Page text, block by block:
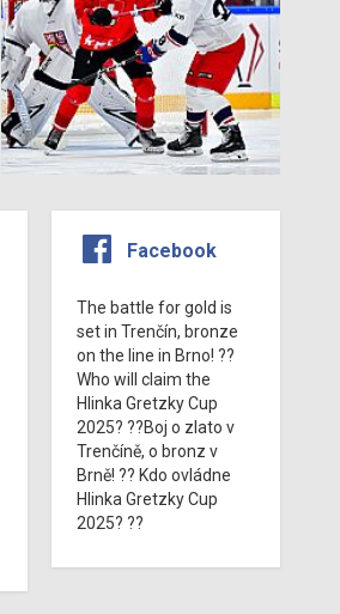
Facebook
The battle for gold is
set in Trenčín, bronze
on the line in Brno! ??
Who will claim the
Hlinka Gretzky Cup
2025? ??Boj o zlato v
Trenčíně, o bronz v
Brně! ?? Kdo ovládne
Hlinka Gretzky Cup
2025? ??